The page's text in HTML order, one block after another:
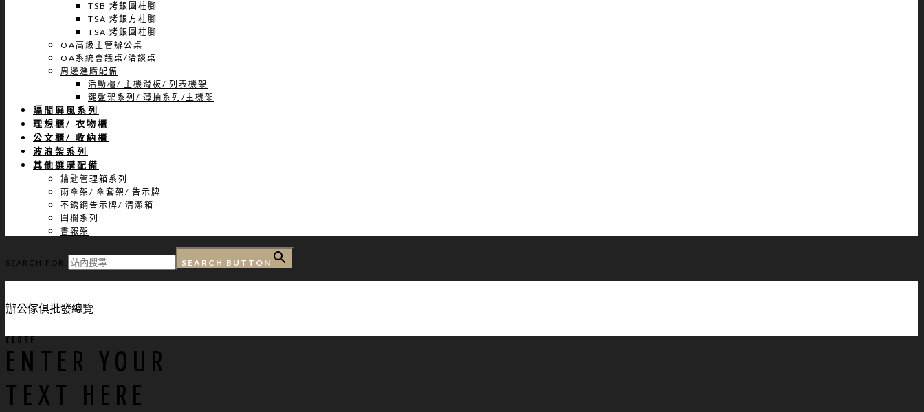
TSB 烤銀圓柱腳
TSA 烤銀方柱腳
TSA 烤銀圓柱腳
OA高級主管辦公桌
OA系統會議桌/洽談桌
周邊選購配備
活動櫃/ 主機滑板/ 列表機架
鍵盤架系列/ 薄抽系列/主機架
隔間屏風系列
理想櫃/ 衣物櫃
公文櫃/ 收納櫃
波浪架系列
其他選購配備
鑰匙管理箱系列
雨傘架/ 傘套架/ 告示牌
不銹鋼告示牌/ 清潔箱
圍欄系列
書報架
SEARCH FOR: SEARCH BUTTON
辦公傢俱批發總覽
CLOSE
ENTER YOUR
TEXT HERE